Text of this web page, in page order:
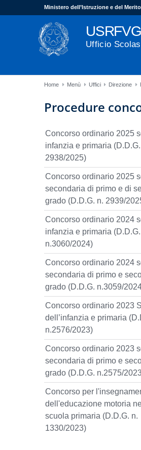
Ministero dell’Istruzione e del Merito
USRFVG
Ufficio
Home Menù Uffici Direzione
Procedure
Concorso ordinario 2025
infanzia e primaria
2938/2025)
Concorso ordinario 2025
secondaria di primo e di
grado (D.D.G. n. 2939/
Concorso ordinario 2024
infanzia e primaria (D.D.G.
n.3060/2024)
Concorso ordinario 2024
secondaria di primo e
grado (D.D.G. n.3059/
Concorso ordinario 2023
dell’infanzia e primaria
n.2576/2023)
Concorso ordinario 2023
secondaria di primo e
grado (D.D.G. n.2575/
Concorso per
dell'educazione motoria
scuola primaria (D.D.G. n.
1330/2023)